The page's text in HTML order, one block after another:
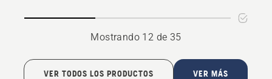
Mostrando 12 de 35
VER TODOS LOS PRODUCTOS VER MÁS